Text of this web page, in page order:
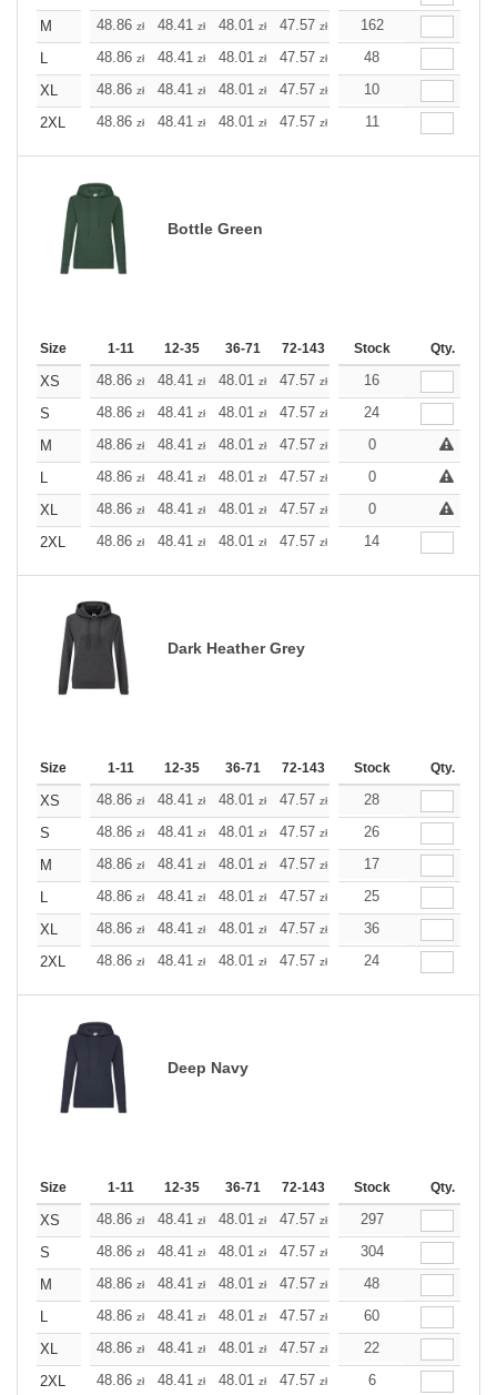
M
48.86 zł 48.41 zł 48.01 zł 47.57 zł 47.12zł
162
L
48.86 zł 48.41 zł 48.01 zł 47.57 zł 47.12
48
XL
48.86 zł 48.41 zł 48.01 zł 47.57 zł 47.12
10
2XL
48.86 zł 48.41 zł 48.01 zł 47.57 zł 47.12
11
Bottle Green
Size 1-11 12-35 36-71 72-143 144-287 288 +
Stock Qty.
XS 48.86 zł 48.41 zł 48.01 zł 47.57 zł 47.12
16
S
48.86 zł 48.41 zł 48.01 zł 47.57 zł 47.12
24
M
48.86 zł 48.41 zł 48.01 zł 47.57 zł 47.12 47.12zł
0
L
48.86 zł 48.41 zł 48.01 zł 47.57 zł 47.12 47.12zł
0
XL
48.86 zł 48.41 zł 48.01 zł 47.57 zł 47.12 47.12zł
0
2XL
48.86 zł 48.41 zł 48.01 zł 47.57 zł 47.12
14
Dark Heather Grey
Size 1-11 12-35 36-71 72-143 144-287 288 +
Stock Qty.
XS 48.86 zł 48.41 zł 48.01 zł 47.57 zł 47.12
28
S
48.86 zł 48.41 zł 48.01 zł 47.57 zł 47.12
26
M
48.86 zł 48.41 zł 48.01 zł 47.57 zł 47.12
17
L
48.86 zł 48.41 zł 48.01 zł 47.57 zł 47.12
25
XL
48.86 zł 48.41 zł 48.01 zł 47.57 zł 47.12
36
2XL
48.86 zł 48.41 zł 48.01 zł 47.57 zł 47.12
24
Deep Navy
Size 1-11 12-35 36-71 72-143 144-287 288 +
Stock Qty.
XS 48.86 zł 48.41 zł 48.01 zł 47.57 zł 47.12zł
297
S
48.86 zł 48.41 zł 48.01 zł 47.57 zł 47.12zł
304
M
48.86 zł 48.41 zł 48.01 zł 47.57 zł 47.12
48
L
48.86 zł 48.41 zł 48.01 zł 47.57 zł 47.12
60
XL
48.86 zł 48.41 zł 48.01 zł 47.57 zł 47.12
22
2XL
48.86 zł 48.41 zł 48.01 zł 47.57 zł 47.12
6